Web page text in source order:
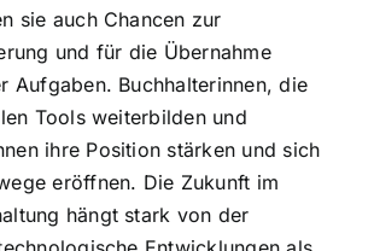
sie auch Chancen zur
und für die Übernahme
Aufgaben. Buchhalterinnen, die
Tools weiterbilden und
ihre Position stärken und sich
eröffnen. Die Zukunft im
hängt stark von der